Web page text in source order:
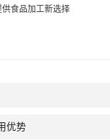
食品加工新选择
优势